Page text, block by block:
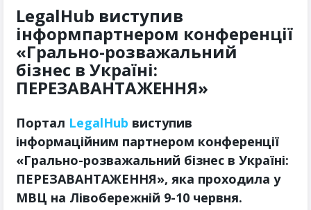
LegalHub виступив
інформпартнером конференції
«Грально-розважальний
бізнес в Україні:
ПЕРЕЗАВАНТАЖЕННЯ»
Портал LegalHub виступив
інформаційним партнером конференції
«Грально-розважальний бізнес в Україні:
ПЕРЕЗАВАНТАЖЕННЯ», яка проходила у
МВЦ на Лівобережній 9-10 червня.